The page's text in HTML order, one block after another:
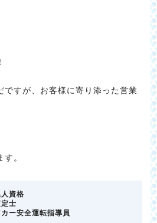
ですが、お客様に寄り添った営業
。
資格
士
ー安全運転指導員